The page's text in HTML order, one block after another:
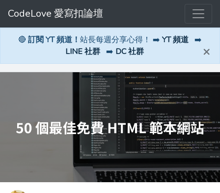
CodeLove 愛寫扣論壇
🔴 訂閱 YT 頻道！ 站長每週分享心得！ ➡️ YT 頻道 ➡️
LINE 社群 ➡️ DC 社群 ×